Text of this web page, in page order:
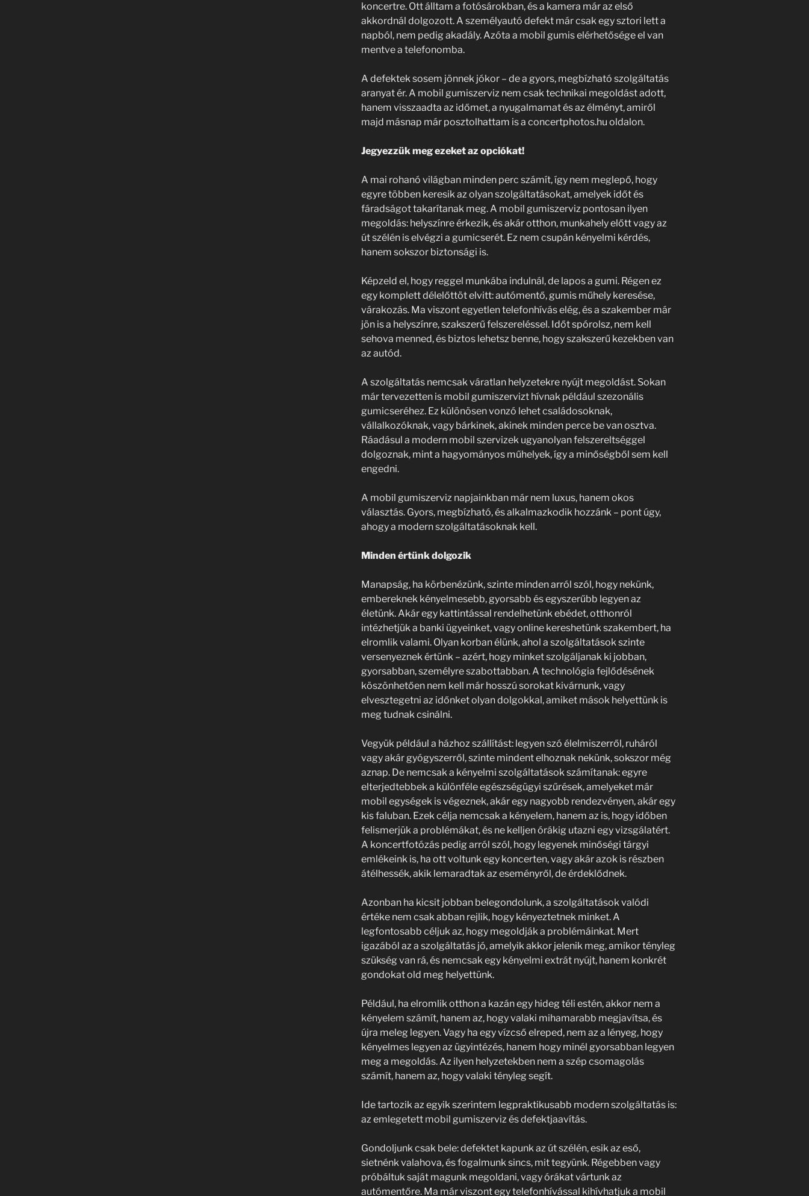
koncertre. Ott álltam a fotósárokban, és a kamera már az első
akkordnál dolgozott. A személyautó defekt már csak egy sztori lett a
napból, nem pedig akadály. Azóta a mobil gumis elérhetősége el van
mentve a telefonomba.
A defektek sosem jönnek jókor – de a gyors, megbízható szolgáltatás
aranyat ér. A mobil gumiszerviz nem csak technikai megoldást adott,
hanem visszaadta az időmet, a nyugalmamat és az élményt, amiről
majd másnap már posztolhattam is a concertphotos.hu oldalon.
Jegyezzük meg ezeket az opciókat!
A mai rohanó világban minden perc számít, így nem meglepő, hogy
egyre többen keresik az olyan szolgáltatásokat, amelyek időt és
fáradságot takarítanak meg. A mobil gumiszerviz pontosan ilyen
megoldás: helyszínre érkezik, és akár otthon, munkahely előtt vagy az
út szélén is elvégzi a gumicserét. Ez nem csupán kényelmi kérdés,
hanem sokszor biztonsági is.
Képzeld el, hogy reggel munkába indulnál, de lapos a gumi. Régen ez
egy komplett délelőttöt elvitt: autómentő, gumis műhely keresése,
várakozás. Ma viszont egyetlen telefonhívás elég, és a szakember már
jön is a helyszínre, szakszerű felszereléssel. Időt spórolsz, nem kell
sehova menned, és biztos lehetsz benne, hogy szakszerű kezekben van
az autód.
A szolgáltatás nemcsak váratlan helyzetekre nyújt megoldást. Sokan
már tervezetten is mobil gumiszervizt hívnak például szezonális
gumicseréhez. Ez különösen vonzó lehet családosoknak,
vállalkozóknak, vagy bárkinek, akinek minden perce be van osztva.
Ráadásul a modern mobil szervizek ugyanolyan felszereltséggel
dolgoznak, mint a hagyományos műhelyek, így a minőségből sem kell
engedni.
A mobil gumiszerviz napjainkban már nem luxus, hanem okos
választás. Gyors, megbízható, és alkalmazkodik hozzánk – pont úgy,
ahogy a modern szolgáltatásoknak kell.
Minden értünk dolgozik
Manapság, ha körbenézünk, szinte minden arról szól, hogy nekünk,
embereknek kényelmesebb, gyorsabb és egyszerűbb legyen az
életünk. Akár egy kattintással rendelhetünk ebédet, otthonról
intézhetjük a banki ügyeinket, vagy online kereshetünk szakembert, ha
elromlik valami. Olyan korban élünk, ahol a szolgáltatások szinte
versenyeznek értünk – azért, hogy minket szolgáljanak ki jobban,
gyorsabban, személyre szabottabban. A technológia fejlődésének
köszönhetően nem kell már hosszú sorokat kivárnunk, vagy
elvesztegetni az időnket olyan dolgokkal, amiket mások helyettünk is
meg tudnak csinálni.
Vegyük például a házhoz szállítást: legyen szó élelmiszerről, ruháról
vagy akár gyógyszerről, szinte mindent elhoznak nekünk, sokszor még
aznap. De nemcsak a kényelmi szolgáltatások számítanak: egyre
elterjedtebbek a különféle egészségügyi szűrések, amelyeket már
mobil egységek is végeznek, akár egy nagyobb rendezvényen, akár egy
kis faluban. Ezek célja nemcsak a kényelem, hanem az is, hogy időben
felismerjük a problémákat, és ne kelljen órákig utazni egy vizsgálatért.
A koncertfotózás pedig arról szól, hogy legyenek minőségi tárgyi
emlékeink is, ha ott voltunk egy koncerten, vagy akár azok is részben
átélhessék, akik lemaradtak az eseményről, de érdeklődnek.
Azonban ha kicsit jobban belegondolunk, a szolgáltatások valódi
értéke nem csak abban rejlik, hogy kényeztetnek minket. A
legfontosabb céljuk az, hogy megoldják a problémáinkat. Mert
igazából az a szolgáltatás jó, amelyik akkor jelenik meg, amikor tényleg
szükség van rá, és nemcsak egy kényelmi extrát nyújt, hanem konkrét
gondokat old meg helyettünk.
Például, ha elromlik otthon a kazán egy hideg téli estén, akkor nem a
kényelem számít, hanem az, hogy valaki mihamarabb megjavítsa, és
újra meleg legyen. Vagy ha egy vízcső elreped, nem az a lényeg, hogy
kényelmes legyen az ügyintézés, hanem hogy minél gyorsabban legyen
meg a megoldás. Az ilyen helyzetekben nem a szép csomagolás
számít, hanem az, hogy valaki tényleg segít.
Ide tartozik az egyik szerintem legpraktikusabb modern szolgáltatás is:
az emlegetett mobil gumiszerviz és defektjaavítás.
Gondoljunk csak bele: defektet kapunk az út szélén, esik az eső,
sietnénk valahova, és fogalmunk sincs, mit tegyünk. Régebben vagy
próbáltuk saját magunk megoldani, vagy órákat vártunk az
autómentőre. Ma már viszont egy telefonhívással kihívhatjuk a mobil